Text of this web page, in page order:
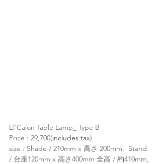
El'Cajon Table Lamp_ Type B
Price : 29,700(includes tax)
size : Shade / 210mm x 高さ 200mm,  Stand
/ 台座120mm x 高さ400mm 全高 / 約410mm,